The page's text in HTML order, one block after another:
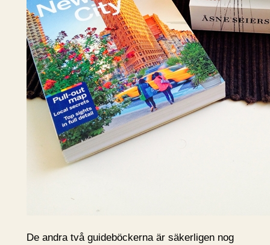
De andra två guideböckerna är säkerligen nog